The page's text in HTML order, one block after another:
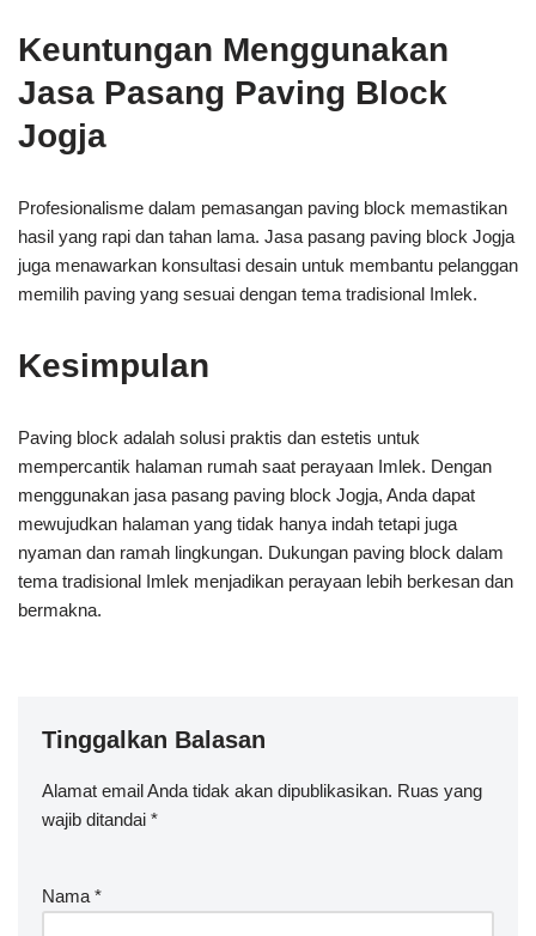
Keuntungan Menggunakan
Jasa Pasang Paving Block
Jogja
Profesionalisme dalam pemasangan paving block memastikan
hasil yang rapi dan tahan lama. Jasa pasang paving block Jogja
juga menawarkan konsultasi desain untuk membantu pelanggan
memilih paving yang sesuai dengan tema tradisional Imlek.
Kesimpulan
Paving block adalah solusi praktis dan estetis untuk
mempercantik halaman rumah saat perayaan Imlek. Dengan
menggunakan jasa pasang paving block Jogja, Anda dapat
mewujudkan halaman yang tidak hanya indah tetapi juga
nyaman dan ramah lingkungan. Dukungan paving block dalam
tema tradisional Imlek menjadikan perayaan lebih berkesan dan
bermakna.
Tinggalkan Balasan
Alamat email Anda tidak akan dipublikasikan. Ruas yang
wajib ditandai *
Nama *